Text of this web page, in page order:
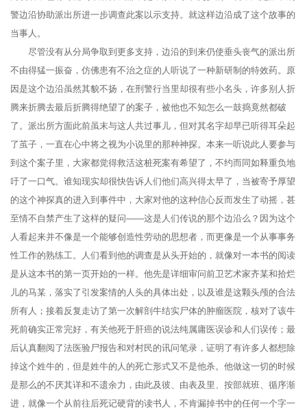
警边沿协助派出所进一步调查此案以示支持。就这样边沿成了这个故事的
当事人。
尽管没有从分局争取到更多支持，边沿的到来仍使垂头丧气的派出所
不由得猛一振奋，仿佛患有不治之症的人听说了一种新研制的特效药。原
因是这个边沿虽然其貌不扬，在刑警行当里却很有些小名头，许多别人折
腾来折腾去最后折腾得绝望了的案子，被他也不知怎么一鼓捣竟然都破
了。派出所方面此前虽末与这人共过事儿，但对其名字却早已听得耳朵起
了茧子，一直在心中将之视为小说里的那种神探。本来一听说此人要参与
到这个案子里，大家都觉得救活这桩死案有希望了，不约而同如释重负地
吁了一口气。谁知现实却很快告诉人们他们高兴得太早了，当被寄予厚望
的这个神探真的进入到事件中，大家对他的这种信心反而发生了动摇，甚
至情不自禁产生了这样的疑问——这是人们传说的那个边沿么？因为这个
人看起来并不像是一个能够创造性劳动的思想者，而更像是一个从事事务
性工作的熟练工。人们看到他的调查是从头开始的，就像对一本书的阅读
是从这本书的第一页开始的一样。他先是详细审问前卫艺术家齐某和拾烂
儿的马某，落实了引发案情的人头的具体出处，以及谁是这颗头颅的合法
所有人；接着反复走访了第一次解剖牛结实尸体的肿瘤医院，核对了该牛
死前确实正常完好，有关他死于肝癌的说法纯属庸医误诊和人们误传；最
后认真翻阅了法医验尸报告和对村民的讯问笔录，证明了有许多人都想除
掉这个姓牛的，但是姓牛的人的死亡形式又不是他杀。他做这一切的时候
是那么的不厌其详和不遗余力，由此及彼、由表及里、按部就班、循序渐
进，就像一个从前往后死记硬背的读书人，不肯漏掉书中的任何一个字一